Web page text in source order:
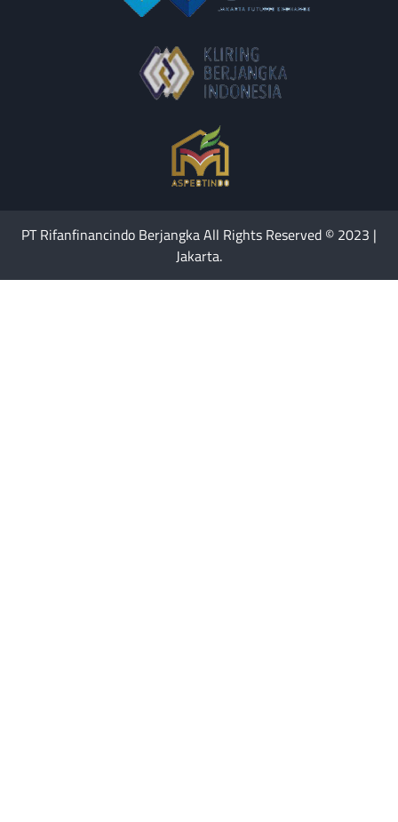
PT Rifanfinancindo Berjangka All Rights Reserved © 2023 |
Jakarta.